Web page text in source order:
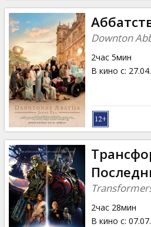
Downton
2час 5мин
В кино с:
2час 28мин
В кино с: